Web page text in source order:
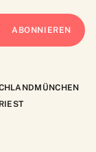
MÜNCHEN